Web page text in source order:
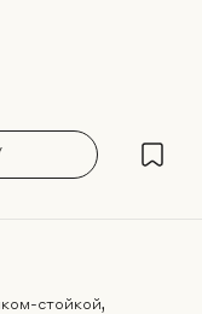
стойкой,